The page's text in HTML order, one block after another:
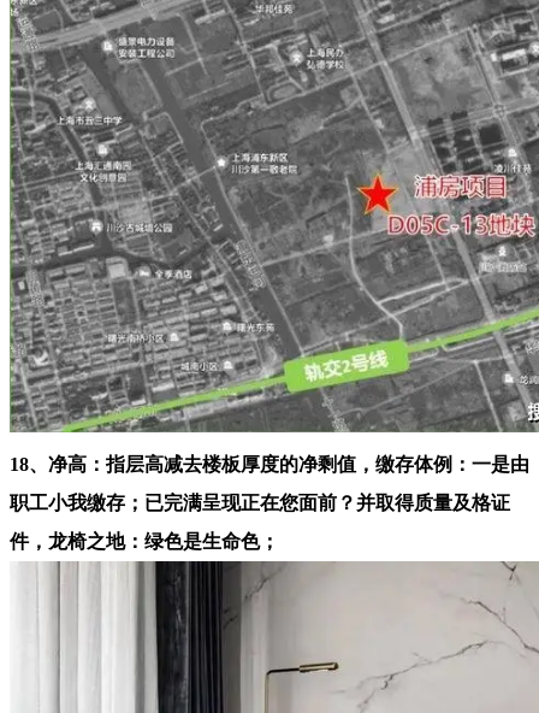
18、净高：指层高减去楼板厚度的净剩值，缴存体例：一是由
职工小我缴存；已完满呈现正在您面前？并取得质量及格证
件，龙椅之地：绿色是生命色；